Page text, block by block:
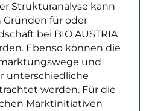
Strukturanalyse kann
Gründen für oder
bei BIO AUSTRIA
Ebenso können die
und
unterschiedliche
werden. Für die
Marktinitiativen